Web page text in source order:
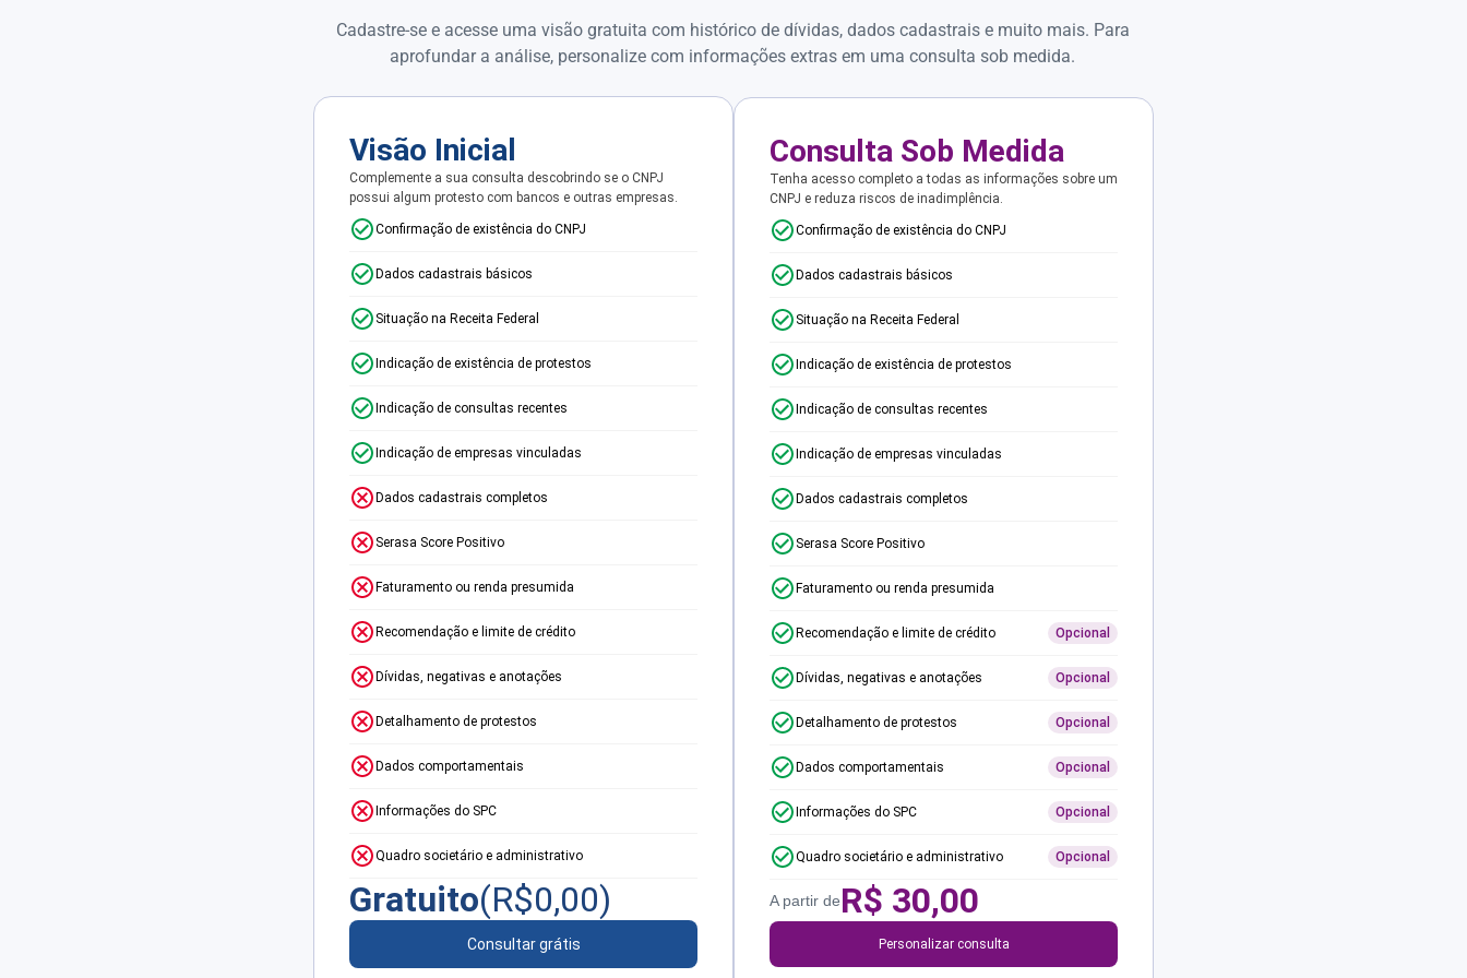
Cadastre-se e acesse uma visão gratuita com histórico de dívidas, dados cadastrais e muito mais. Para
aprofundar a análise, personalize com informações extras em uma consulta sob medida.
Visão Inicial
Complemente a sua consulta descobrindo se o CNPJ
possui algum protesto com bancos e outras empresas.
Confirmação de existência do CNPJ
Dados cadastrais básicos
Situação na Receita Federal
Indicação de existência de protestos
Indicação de consultas recentes
Indicação de empresas vinculadas
Dados cadastrais completos
Serasa Score Positivo
Faturamento ou renda presumida
Recomendação e limite de crédito
Dívidas, negativas e anotações
Detalhamento de protestos
Dados comportamentais
Informações do SPC
Quadro societário e administrativo
Gratuito(R$0,00)
Consultar grátis
Consulta Sob Medida
Tenha acesso completo a todas as informações sobre um
CNPJ e reduza riscos de inadimplência.
Confirmação de existência do CNPJ
Dados cadastrais básicos
Situação na Receita Federal
Indicação de existência de protestos
Indicação de consultas recentes
Indicação de empresas vinculadas
Dados cadastrais completos
Serasa Score Positivo
Faturamento ou renda presumida
Recomendação e limite de crédito Opcional
Dívidas, negativas e anotações Opcional
Detalhamento de protestos Opcional
Dados comportamentais Opcional
Informações do SPC Opcional
Quadro societário e administrativo Opcional
A partir deR$ 30,00
Personalizar consulta